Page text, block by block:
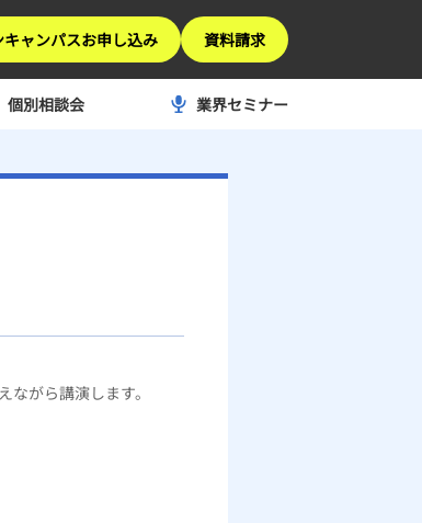
キャンパスお申し込み 資料請求
個別相談会 業界セミナー
がら講演します。